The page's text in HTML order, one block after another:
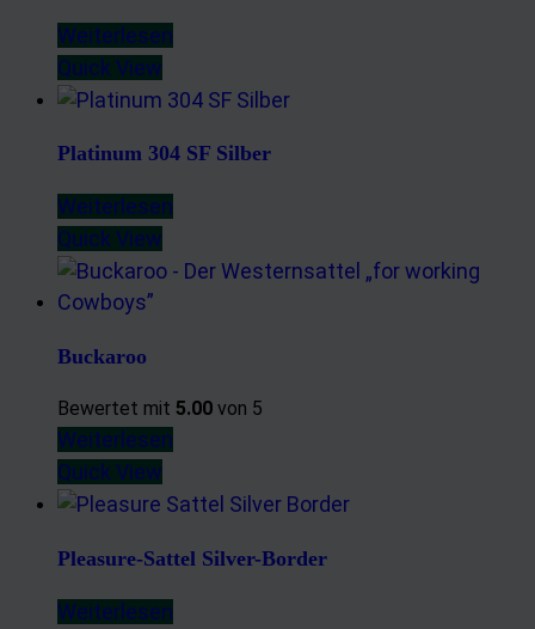
Weiterlesen
Quick View
Platinum 304 SF Silber
Weiterlesen
Quick View
Buckaroo
Bewertet mit 5.00 von 5
Weiterlesen
Quick View
Pleasure-Sattel Silver-Border
Weiterlesen